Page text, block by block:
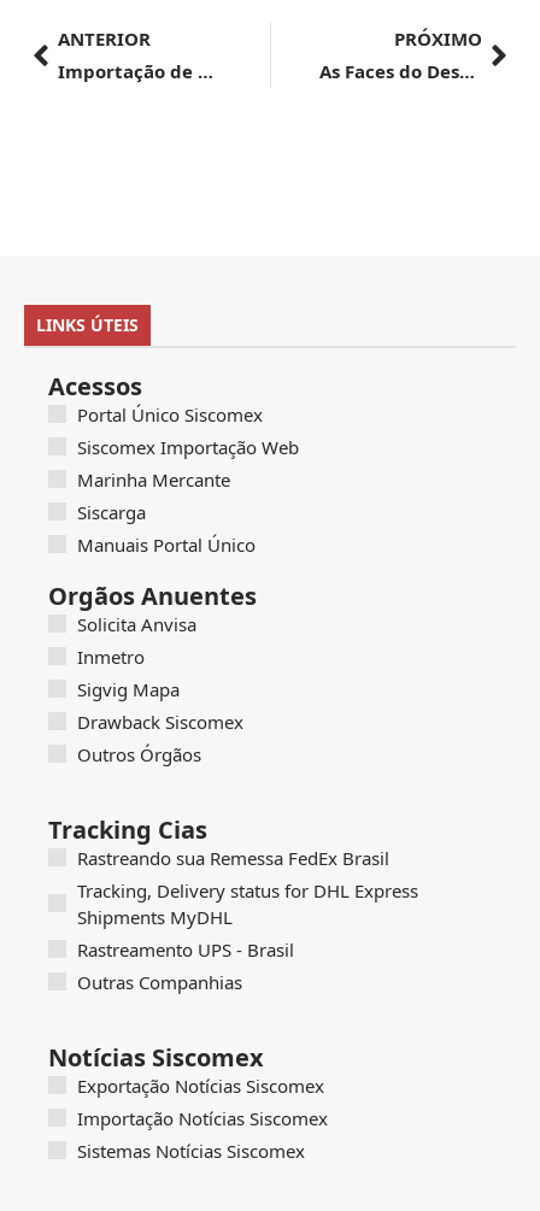
ANTERIOR
Importação de Medicamentos: O que não aprendemos com a Pandemia
PRÓXIMO
As Faces do Despachante Aduaneiro
LINKS ÚTEIS
Acessos
Portal Único Siscomex
Siscomex Importação Web
Marinha Mercante
Siscarga
Manuais Portal Único
Orgãos Anuentes
Solicita Anvisa
Inmetro
Sigvig Mapa
Drawback Siscomex
Outros Órgãos
Tracking Cias
Rastreando sua Remessa FedEx Brasil
Tracking, Delivery status for DHL Express
Shipments MyDHL
Rastreamento UPS - Brasil
Outras Companhias
Notícias Siscomex
Exportação Notícias Siscomex
Importação Notícias Siscomex
Sistemas Notícias Siscomex